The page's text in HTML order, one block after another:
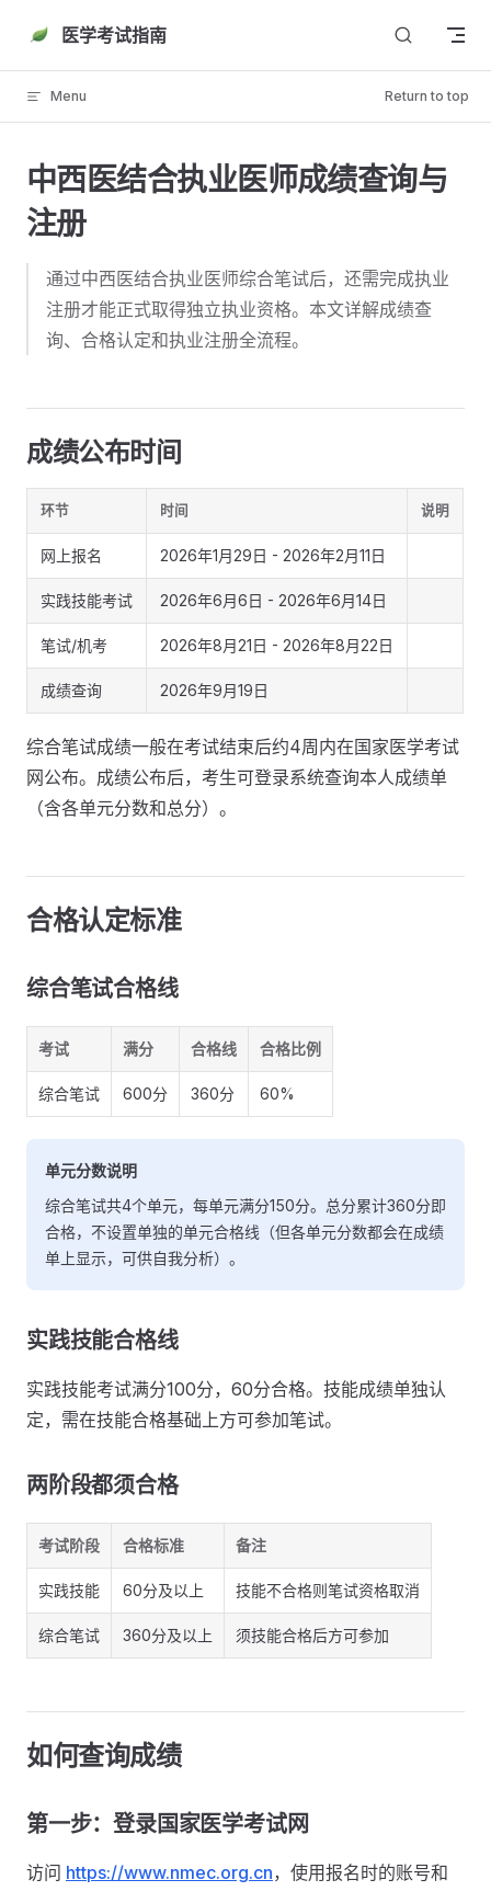
Skip to content
医学考试指南
Menu Return to top
中西医结合执业医师成绩查询与
注册
通过中西医结合执业医师综合笔试后，还需完成执业
注册才能正式取得独立执业资格。本文详解成绩查
询、合格认定和执业注册全流程。
成绩公布时间
环节 时间 说明
网上报名 2026年1月29日 - 2026年2月11日
实践技能考试 2026年6月6日 - 2026年6月14日
笔试/机考 2026年8月21日 - 2026年8月22日
成绩查询 2026年9月19日
综合笔试成绩一般在考试结束后约4周内在国家医学考试
网公布。成绩公布后，考生可登录系统查询本人成绩单
（含各单元分数和总分）。
合格认定标准
综合笔试合格线
考试 满分 合格线 合格比例
综合笔试 600分 360分 60%
单元分数说明
综合笔试共4个单元，每单元满分150分。总分累计360分即
合格，不设置单独的单元合格线（但各单元分数都会在成绩
单上显示，可供自我分析）。
实践技能合格线
实践技能考试满分100分，60分合格。技能成绩单独认
定，需在技能合格基础上方可参加笔试。
两阶段都须合格
考试阶段 合格标准 备注
实践技能 60分及以上 技能不合格则笔试资格取消
综合笔试 360分及以上 须技能合格后方可参加
如何查询成绩
第一步：登录国家医学考试网
访问 https://www.nmec.org.cn，使用报名时的账号和